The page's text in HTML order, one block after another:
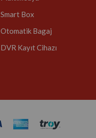
Smart Box
Otomatik Bagaj
DVR Kayıt Cihazı